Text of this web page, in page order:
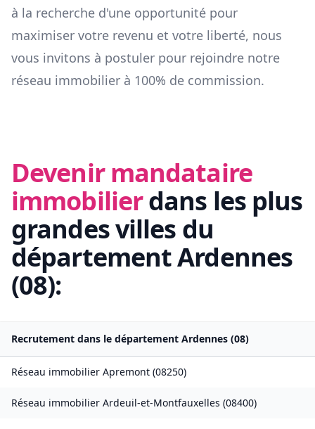
à la recherche d'une opportunité pour
maximiser votre revenu et votre liberté, nous
vous invitons à postuler pour rejoindre notre
réseau immobilier à 100% de commission.
Devenir mandataire
immobilierdans les plus
grandes villes du
départementArdennes
(08):
Recrutement dans le département Ardennes (08)
Réseau immobilier Apremont (08250)
Réseau immobilier Ardeuil-et-Montfauxelles (08400)